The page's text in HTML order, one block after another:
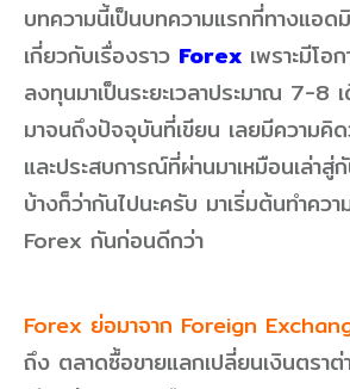
บทความนี้เป็นบทความแรกที่ทางแอด
เกี่ยวกับเรื่องราว Forex เพราะมีโอ
ลงทุนมาเป็นระยะเวลาประมาณ 7-8
มาจนถึงปัจจุบันที่เขียน เลยมีความคิด
และประสบการณ์ที่ผ่านมาเหมือนเล่า
บ้างก็ว่ากันไปนะครับ มาเริ่มต้นทำควา
Forex กันก่อนดีกว่า
Forex ย่อมาจาก Foreign
ถึง ตลาดซื้อขายแลกเปลี่ยนเงินตราต่